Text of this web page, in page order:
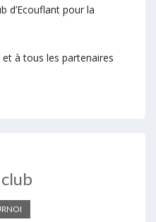
d’Ecouflant pour la
à tous les partenaires